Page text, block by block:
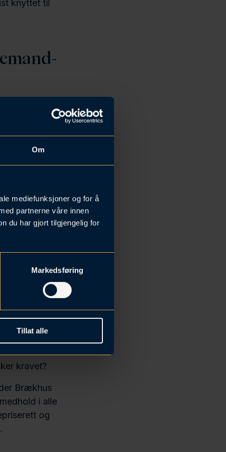
Om
mediefunksjoner og for å
partnerne våre innen
du har gjort tilgjengelig for
Markedsføring
Tillat alle
knyttet til
en garanti
skal
kravet?
Brækhus
i alle
og